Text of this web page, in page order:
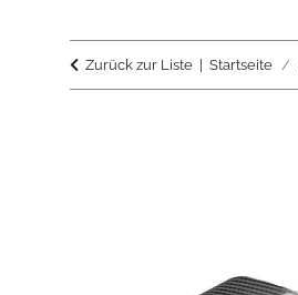
Zurück zur Liste Startseite